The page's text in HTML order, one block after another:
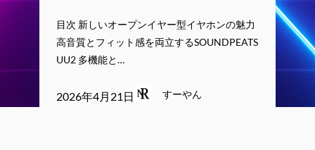
目次 新しいオープンイヤー型イヤホンの魅力
高音質とフィット感を両立するSOUNDPEATS
UU2 多機能と…
2026年4月21日 すーやん